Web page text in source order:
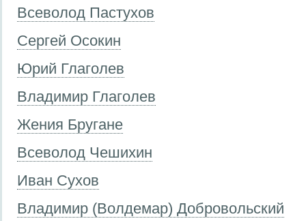
Всеволод Пастухов
Сергей Осокин
Юрий Глаголев
Владимир Глаголев
Жения Бругане
Всеволод Чешихин
Иван Сухов
Владимир (Волдемар) Добровольский